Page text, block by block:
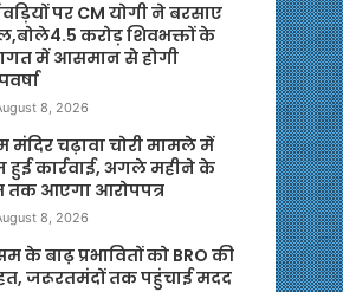
पर CM योगी ने बरसाए
करोड़ शिवभक्तों के
में आसमान से होगी
8, 2026
मंदिर चढ़ावा चोरी मामले में
हुई कार्रवाई, अगले महीने के
तक आएगा आरोपपत्र
8, 2026
के बाढ़ प्रभावितों को BRO की
जरूरतमंदों तक पहुंचाई मदद